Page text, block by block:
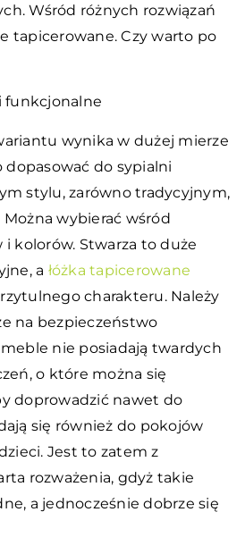
Wśród różnych rozwiązań
tapicerowane. Czy warto po
funkcjonalne
wynika w dużej mierze
dopasować do sypialni
stylu, zarówno tradycyjnym,
wybierać wśród
i kolorów. Stwarza to duże
a łóżka tapicerowane
charakteru. Należy
na bezpieczeństwo
nie posiadają twardych
o które można się
doprowadzić nawet do
się również do pokojów
Jest to zatem z
rozważenia, gdyż takie
a jednocześnie dobrze się